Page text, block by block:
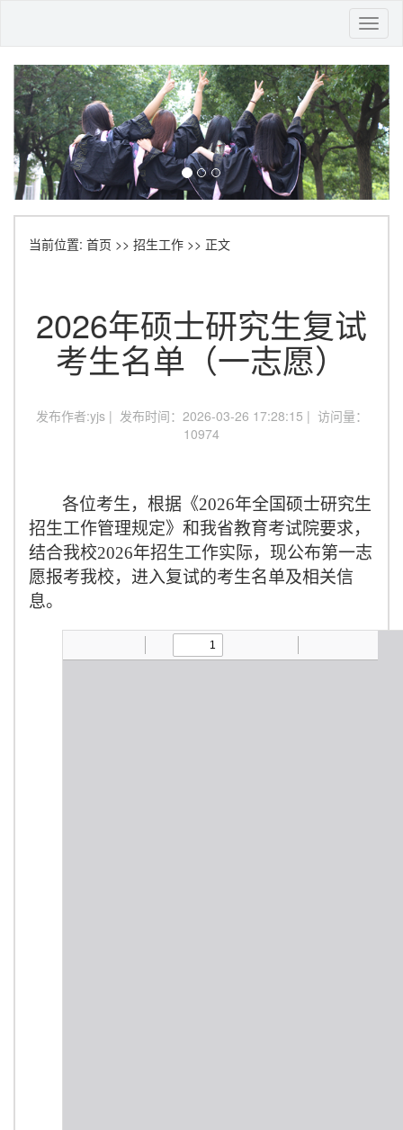
当前位置: 首页 >> 招生工作 >> 正文
2026年硕士研究生复试
考生名单（一志愿）
发布作者:yjs | 发布时间：2026-03-26 17:28:15 | 访问量：
10974
各位考生，根据《2026年全国硕士研究生
招生工作管理规定》和我省教育考试院要求，
结合我校2026年招生工作实际，现公布第一志
愿报考我校，进入复试的考生名单及相关信
息。